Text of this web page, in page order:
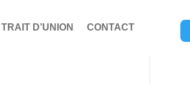
TRAIT D’UNION CONTACT